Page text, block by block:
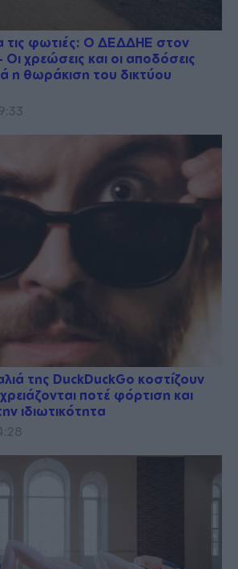
τις φωτιές: Ο ΔΕΔΔΗΕ στον
χρεώσεις και οι αποδόσεις
η θωράκιση του δικτύου
της DuckDuckGo κοστίζουν
ποτέ φόρτιση και
ιδιωτικότητα